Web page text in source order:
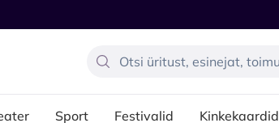
Sport Festivalid Kinkekaardid